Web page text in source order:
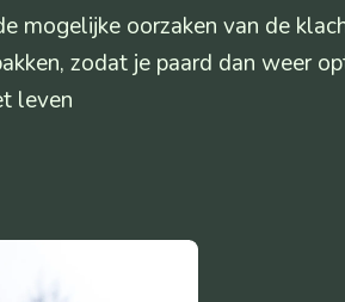
mogelijke oorzaken van de
zodat je paard dan weer
leven